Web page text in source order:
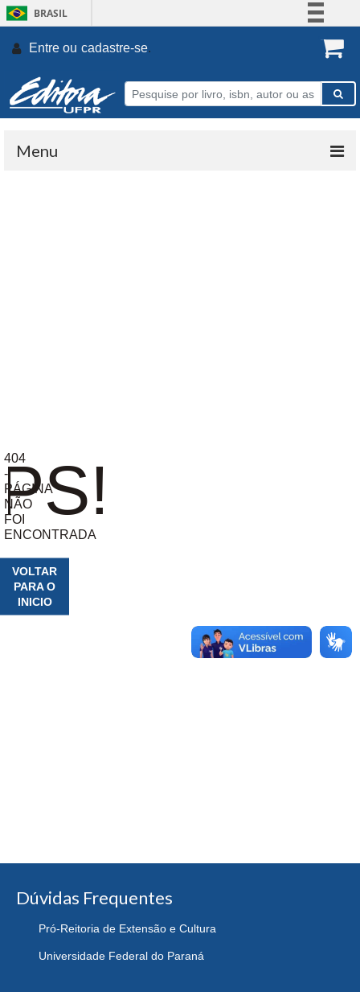
BRASIL
Participe
Entre ou cadastre-se.
Menu
404
-
PÁGINA
NÃO
FOI
ENCONTRADA
VOLTAR
PARA O
INICIO
Dúvidas Frequentes
Pró-Reitoria de Extensão e Cultura
Universidade Federal do Paraná